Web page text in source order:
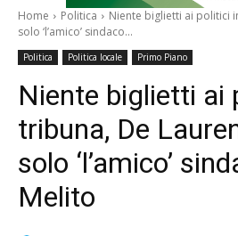
Home Politica
Niente biglietti ai politici
solo ‘l’amico’ sindaco...
Politica Politica locale Primo Piano
Niente biglietti ai
tribuna, De
solo ‘l’amico’
Melito